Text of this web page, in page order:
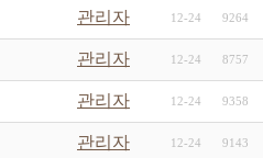
관리자 12-24 9264
관리자 12-24 8757
관리자 12-24 9358
관리자 12-24 9143